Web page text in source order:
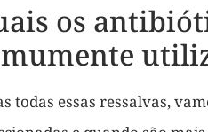
os
todas essas ressalvas,